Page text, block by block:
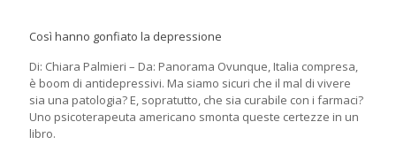
Così hanno gonfiato la depressione
Di: Chiara Palmieri – Da: Panorama Ovunque, Italia compresa,
è boom di antidepressivi. Ma siamo sicuri che il mal di vivere
sia una patologia? E, sopratutto, che sia curabile con i farmaci?
Uno psicoterapeuta americano smonta queste certezze in un
libro.